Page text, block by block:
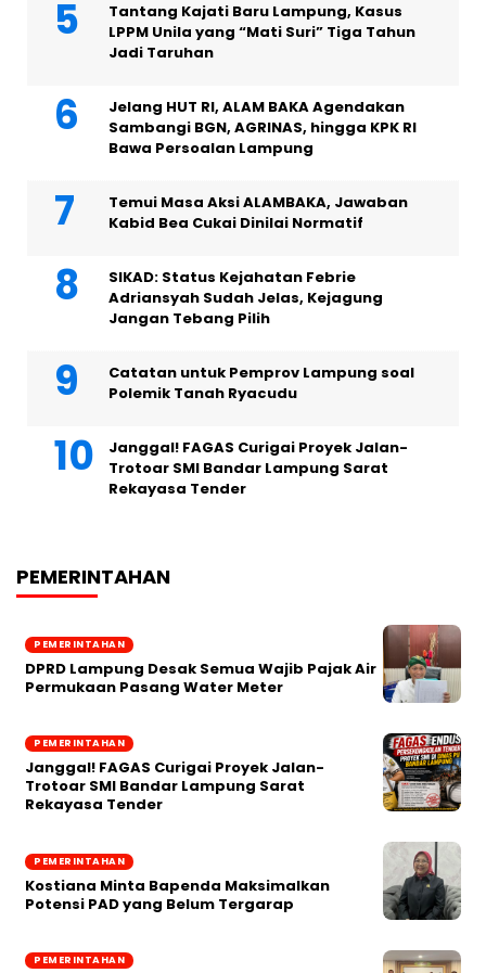
Tantang Kajati Baru Lampung, Kasus
LPPM Unila yang “Mati Suri” Tiga Tahun
Jadi Taruhan
Jelang HUT RI, ALAM BAKA Agendakan
Sambangi BGN, AGRINAS, hingga KPK RI
Bawa Persoalan Lampung
Temui Masa Aksi ALAMBAKA, Jawaban
Kabid Bea Cukai Dinilai Normatif
SIKAD: Status Kejahatan Febrie
Adriansyah Sudah Jelas, Kejagung
Jangan Tebang Pilih
Catatan untuk Pemprov Lampung soal
Polemik Tanah Ryacudu
Janggal! FAGAS Curigai Proyek Jalan-
Trotoar SMI Bandar Lampung Sarat
Rekayasa Tender
PEMERINTAHAN
PEMERINTAHAN
DPRD Lampung Desak Semua Wajib Pajak Air
Permukaan Pasang Water Meter
PEMERINTAHAN
Janggal! FAGAS Curigai Proyek Jalan-
Trotoar SMI Bandar Lampung Sarat
Rekayasa Tender
PEMERINTAHAN
Kostiana Minta Bapenda Maksimalkan
Potensi PAD yang Belum Tergarap
PEMERINTAHAN